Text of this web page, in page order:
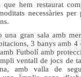
que hem restaurat
necessàries per
una gran sala amb
3 banys amb 4
Futbolí amb
ventall de jocs de
amb valla de